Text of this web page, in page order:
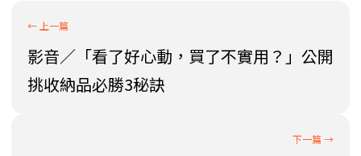
影音／「看了好心動，買了不實用？」公開
挑收納品必勝3秘訣